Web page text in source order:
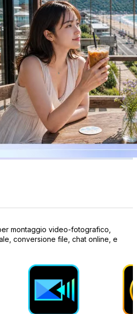
montaggio video-fotografico,
conversione file, chat online, e